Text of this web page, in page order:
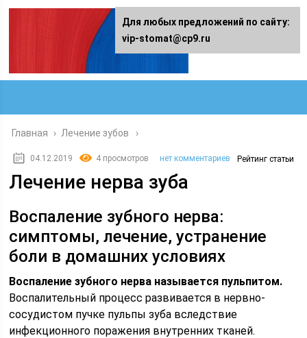
Главная › Лечение зубов
04.12.2019 4 просмотров нет комментариев Рейтинг статьи
Лечение нерва зуба
Воспаление зубного нерва:
симптомы, лечение, устранение
боли в домашних условиях
Воспаление зубного нерва называется пульпитом.
Воспалительный процесс развивается в нервно-
сосудистом пучке пульпы зуба вследствие
инфекционного поражения внутренних тканей.
Для любых предложений по сайту:
vip-stomat@cp9.ru